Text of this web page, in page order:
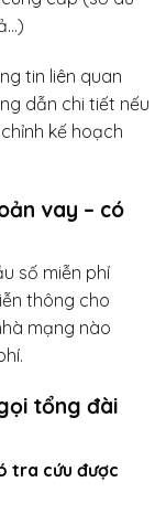
tin liên quan
dẫn chi tiết nếu
kế hoạch
vay – có
số miễn phí
thông cho
mạng nào
tổng đài
tra cứu được